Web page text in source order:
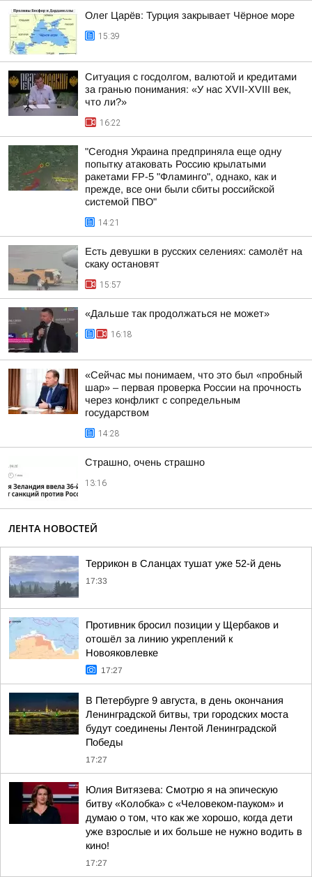
Олег Царёв: Турция закрывает Чёрное море
15:39
Ситуация с госдолгом, валютой и кредитами
за гранью понимания: «У нас XVII-XVIII век,
что ли?»
16:22
"Сегодня Украина предприняла еще одну
попытку атаковать Россию крылатыми
ракетами FP-5 "Фламинго", однако, как и
прежде, все они были сбиты российской
системой ПВО"
14:21
Есть девушки в русских селениях: самолёт на
скаку остановят
15:57
«Дальше так продолжаться не может»
16:18
«Сейчас мы понимаем, что это был «пробный
шар» – первая проверка России на прочность
через конфликт с сопредельным
государством
14:28
Страшно, очень страшно
13:16
ЛЕНТА НОВОСТЕЙ
Террикон в Сланцах тушат уже 52-й день
17:33
Противник бросил позиции у Щербаков и
отошёл за линию укреплений к
Новояковлевке
17:27
В Петербурге 9 августа, в день окончания
Ленинградской битвы, три городских моста
будут соединены Лентой Ленинградской
Победы
17:27
Юлия Витязева: Смотрю я на эпическую
битву «Колобка» с «Человеком-пауком» и
думаю о том, что как же хорошо, когда дети
уже взрослые и их больше не нужно водить в
кино!
17:27